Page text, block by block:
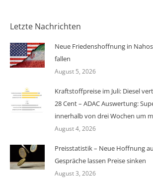
Letzte Nachrichten
Neue Friedenshoffnung in
fallen
August 5, 2026
Kraftstoffpreise im Juli: Diesel
28 Cent – ADAC Auswertung:
innerhalb von drei Wochen um
August 4, 2026
Preisstatistik – Neue Hoffnung
Gespräche lassen Preise sinken
August 3, 2026